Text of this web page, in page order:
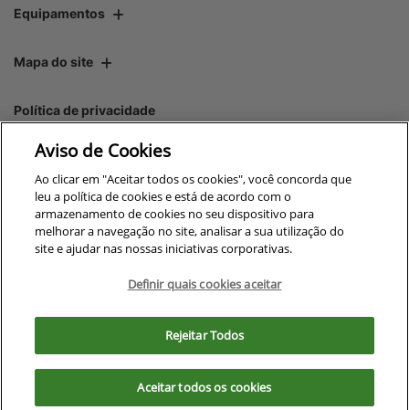
Equipamentos
Mapa do site
Política de privacidade
CNPJ: 00.970.771/0007-05
No trânsito, enxergar o outro
Desenvolvido pela DEALERSPACE ® Direitos Reservados.
. Ao seguir com a navegação e visita você
concorda com nossas políticas.
Exercise Your Rights
OneTrust
Aviso de Cookies
Ao clicar em "Aceitar todos os cookies", você concorda que
leu a política de cookies e está de acordo com o
armazenamento de cookies no seu dispositivo para
melhorar a navegação no site, analisar a sua utilização do
site e ajudar nas nossas iniciativas corporativas.
Definir quais cookies aceitar
Rejeitar Todos
Aceitar todos os cookies